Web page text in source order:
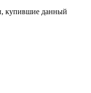
купившие данный